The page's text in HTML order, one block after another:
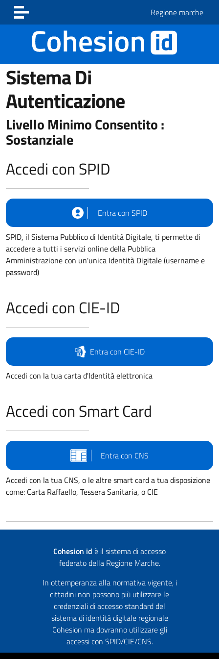
Vai ai contenuti
Vai al footer
Regione marche
Sistema Di
Autenticazione
Livello Minimo Consentito :
Sostanziale
Accedi con SPID
Entra con SPID
SPID, il Sistema Pubblico di Identità Digitale, ti permette di
accedere a tutti i servizi online della Pubblica
Amministrazione con un'unica Identità Digitale (username e
password)
Accedi con CIE-ID
Entra con CIE-ID
Accedi con la tua carta d'Identità elettronica
Accedi con Smart Card
Entra con CNS
Accedi con la tua CNS, o le altre smart card a tua disposizione
come: Carta Raffaello, Tessera Sanitaria, o CIE
Cohesion id è il sistema di accesso
federato della Regione Marche.
In ottemperanza alla normativa vigente, i
cittadini non possono più utilizzare le
credenziali di accesso standard del
sistema di identità digitale regionale
Cohesion ma dovranno utilizzare gli
accessi con SPID/CIE/CNS.